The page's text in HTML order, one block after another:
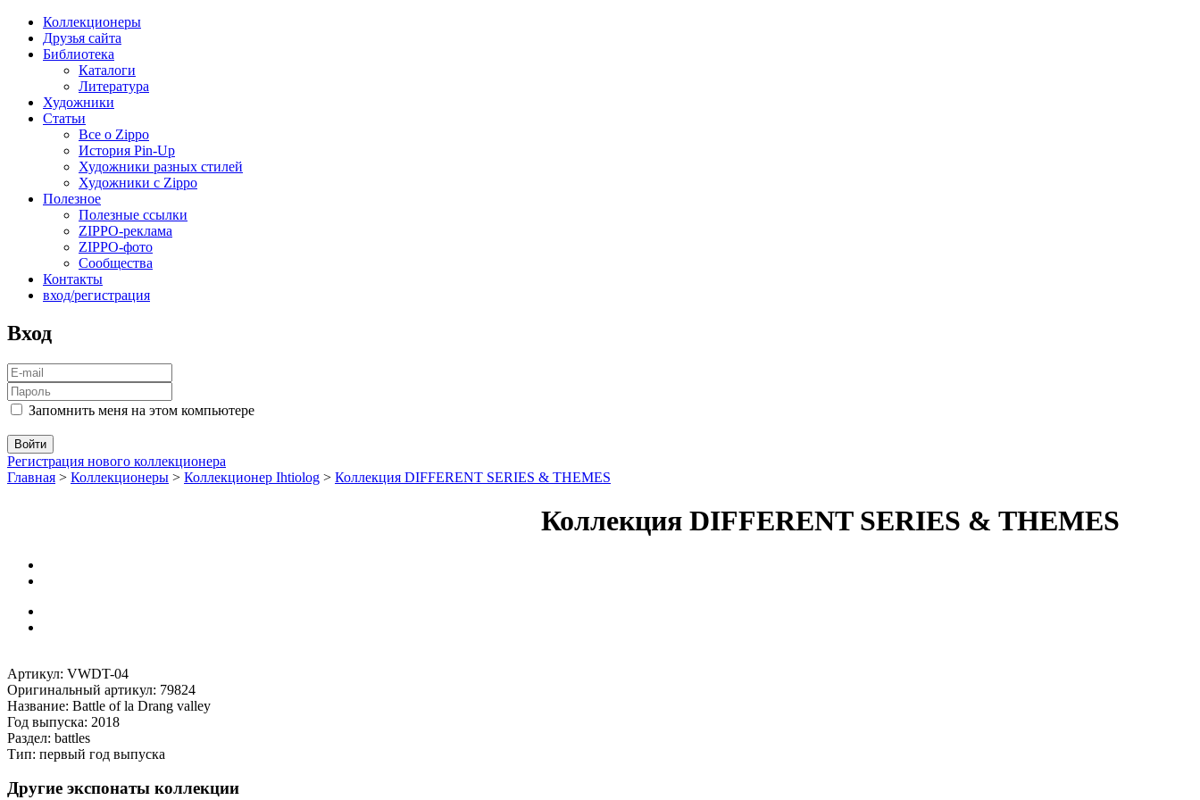
Коллекционеры
Друзья сайта
Библиотека
Каталоги
Литература
Художники
Статьи
Все о Zippo
История Pin-Up
Художники разных стилей
Художники с Zippo
Полезное
Полезные ссылки
ZIPPO-реклама
ZIPPO-фото
Сообщества
Контакты
вход/регистрация
Вход
Запомнить меня на этом компьютере
Регистрация нового коллекционера
Главная > Коллекционеры > Коллекционер Ihtiolog > Коллекция DIFFERENT SERIES & THEMES
Коллекция DIFFERENT SERIES & THEMES
Артикул: VWDT-04
Оригинальный артикул: 79824
Название: Battle of la Drang valley
Год выпуска: 2018
Раздел: battles
Тип: первый год выпуска
Другие экспонаты коллекции